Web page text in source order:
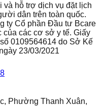
hỗ trợ dịch vụ đặt lịch
dân trên toàn quốc.
ty Cổ phần Đầu tư Bcare
của các cơ sở y tế. Giấy
0109564614 do Sở Kế
23/03/2021
Phường Thanh Xuân,